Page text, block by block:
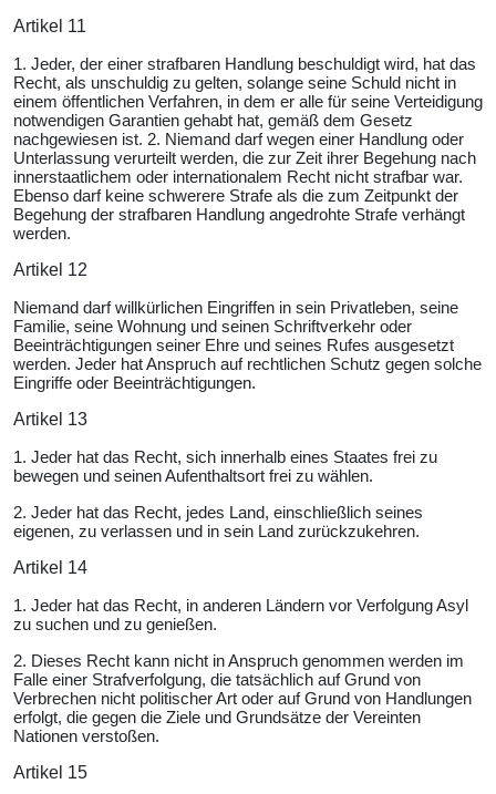
Artikel 11
1. Jeder, der einer strafbaren Handlung beschuldigt wird, hat das
Recht, als unschuldig zu gelten, solange seine Schuld nicht in
einem öffentlichen Verfahren, in dem er alle für seine Verteidigung
notwendigen Garantien gehabt hat, gemäß dem Gesetz
nachgewiesen ist. 2. Niemand darf wegen einer Handlung oder
Unterlassung verurteilt werden, die zur Zeit ihrer Begehung nach
innerstaatlichem oder internationalem Recht nicht strafbar war.
Ebenso darf keine schwerere Strafe als die zum Zeitpunkt der
Begehung der strafbaren Handlung angedrohte Strafe verhängt
werden.
Artikel 12
Niemand darf willkürlichen Eingriffen in sein Privatleben, seine
Familie, seine Wohnung und seinen Schriftverkehr oder
Beeinträchtigungen seiner Ehre und seines Rufes ausgesetzt
werden. Jeder hat Anspruch auf rechtlichen Schutz gegen solche
Eingriffe oder Beeinträchtigungen.
Artikel 13
1. Jeder hat das Recht, sich innerhalb eines Staates frei zu
bewegen und seinen Aufenthaltsort frei zu wählen.
2. Jeder hat das Recht, jedes Land, einschließlich seines
eigenen, zu verlassen und in sein Land zurückzukehren.
Artikel 14
1. Jeder hat das Recht, in anderen Ländern vor Verfolgung Asyl
zu suchen und zu genießen.
2. Dieses Recht kann nicht in Anspruch genommen werden im
Falle einer Strafverfolgung, die tatsächlich auf Grund von
Verbrechen nicht politischer Art oder auf Grund von Handlungen
erfolgt, die gegen die Ziele und Grundsätze der Vereinten
Nationen verstoßen.
Artikel 15